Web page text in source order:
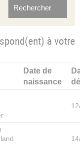
à votre
Date de
naissance